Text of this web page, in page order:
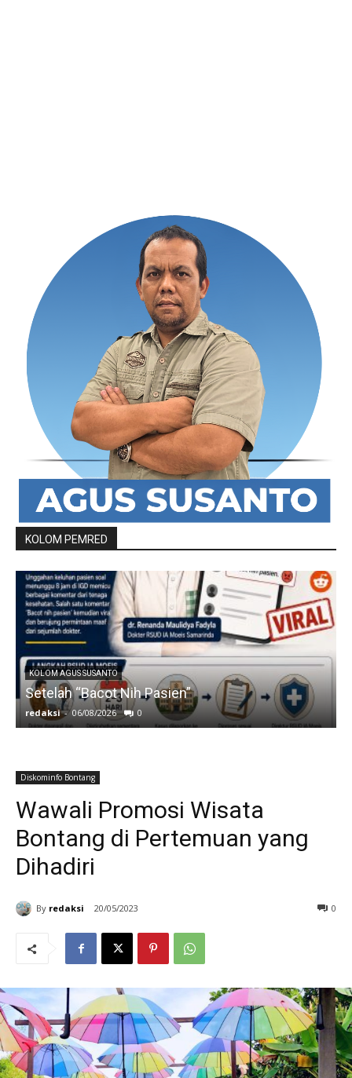
KOLOM PEMRED
KOLOM AGUS SUSANTO
Setelah “Bacot Nih Pasien”
redaksi - 06/08/2026 0